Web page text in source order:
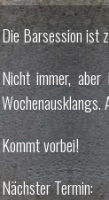
Die Barsession ist
Nicht immer,
Wochenausklangs.
Kommt vorbei!
Nächster Termin: